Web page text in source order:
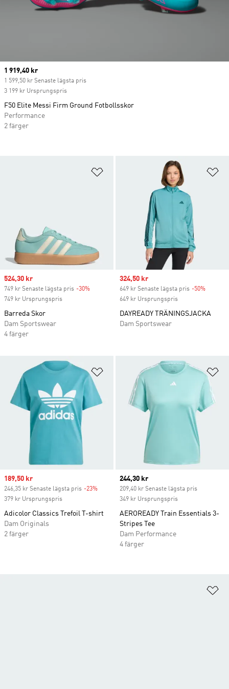
Lägg till på önskelistan
Sale price
524,30 kr
749 kr Senaste lägsta pris -30%
749 kr Ursprungspris
Barreda Skor
Dam Sportswear
4 färger
Sale price
324,50 kr
649 kr Senaste lägsta pris -50%
649 kr Ursprungspris
DAYREADY TRÄNINGSJACKA
Dam Sportswear
Lägg till på önskelistan
Sale price
189,50 kr
246,35 kr Senaste lägsta pris -23% Discount
379 kr Ursprungspris
Adicolor Classics Trefoil T-shirt
Dam Originals
2 färger
Current price
244,30 kr
209,40 kr Senaste lägsta pris
349 kr Ursprungspris
AEROREADY Train Essentials 3-
Stripes Tee
Dam Performance
4 färger
Current price
1 919,40 kr
1 599,50 kr Senaste lägsta pris
3 199 kr Ursprungspris
F50 Elite Messi Firm Ground Fotbollsskor
Performance
2 färger